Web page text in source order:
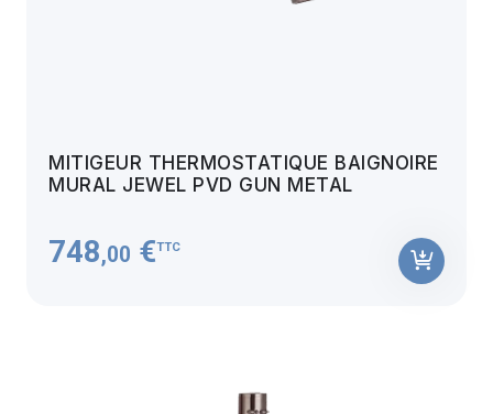
MITIGEUR THERMOSTATIQUE BAIGNOIRE
MURAL JEWEL PVD GUN METAL
748,00 €TTC